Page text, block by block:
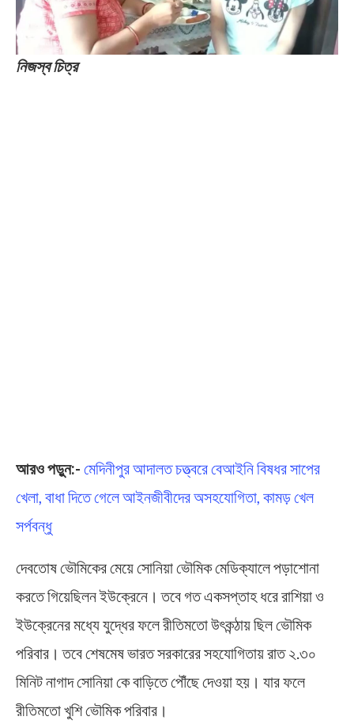
নিজস্ব চিত্র
আরও পড়ুন:- মেদিনীপুর আদালত চত্ত্বরে বেআইনি বিষধর সাপের
খেলা, বাধা দিতে গেলে আইনজীবীদের অসহযোগিতা, কামড় খেল
সর্পবন্ধু
দেবতোষ ভৌমিকের মেয়ে সোনিয়া ভৌমিক মেডিক্যালে পড়াশোনা
করতে গিয়েছিলন ইউক্রেনে। তবে গত একসপ্তাহ ধরে রাশিয়া ও
ইউক্রেনের মধ্যে যুদ্ধের ফলে রীতিমতো উৎকন্ঠায় ছিল ভৌমিক
পরিবার। তবে শেষমেষ ভারত সরকারের সহযোগিতায় রাত ২.৩০
মিনিট নাগাদ সোনিয়া কে বাড়িতে পৌঁছে দেওয়া হয়। যার ফলে
রীতিমতো খুশি ভৌমিক পরিবার।